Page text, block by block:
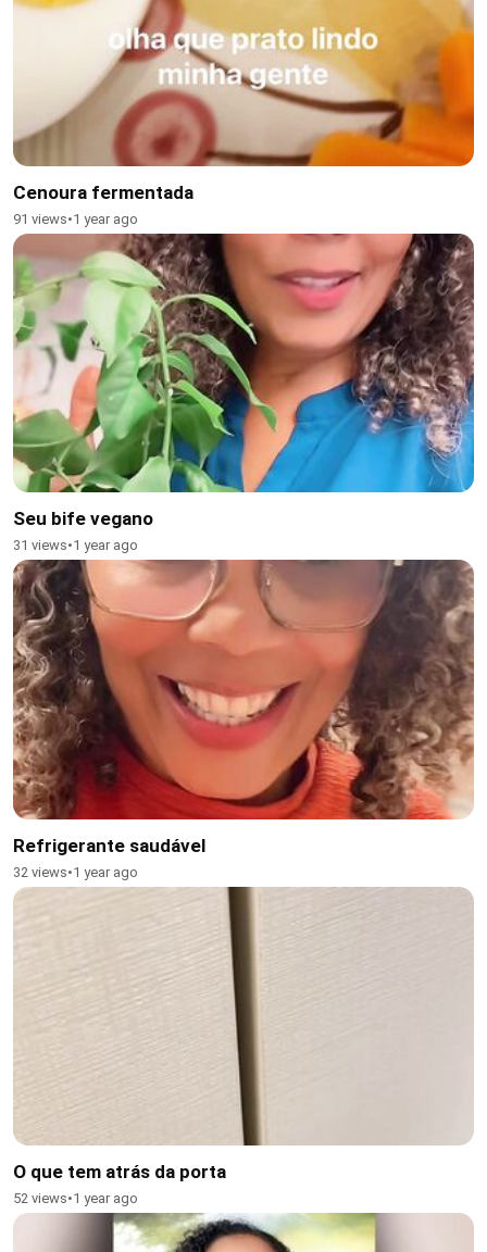
Cenoura fermentada
91 views•1 year ago
Seu bife vegano
31 views•1 year ago
Refrigerante saudável
32 views•1 year ago
O que tem atrás da porta
52 views•1 year ago